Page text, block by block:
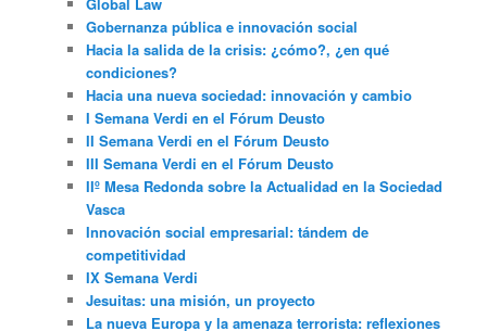
Gobernanza pública e innovación social
Hacia la salida de la crisis: ¿cómo?, ¿en qué
condiciones?
Hacia una nueva sociedad: innovación y cambio
I Semana Verdi en el Fórum Deusto
II Semana Verdi en el Fórum Deusto
III Semana Verdi en el Fórum Deusto
IIº Mesa Redonda sobre la Actualidad en la Sociedad
Vasca
Innovación social empresarial: tándem de
competitividad
IX Semana Verdi
Jesuitas: una misión, un proyecto
La nueva Europa y la amenaza terrorista: reflexiones